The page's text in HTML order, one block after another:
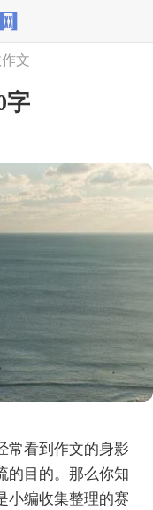
文
字
常看到作文的身影
的目的。那么你知
小编收集整理的赛